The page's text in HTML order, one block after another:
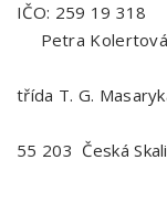
IČO:
Petra
třída
55 203